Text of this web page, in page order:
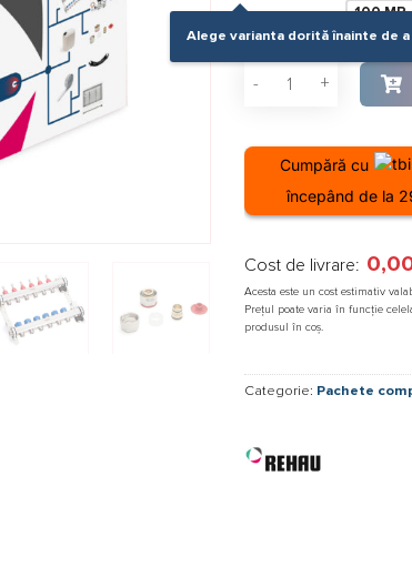
100 MP
Alege varianta dorită înainte de a
Cantitate Încălzire in
Cumpără cu
începând de la
Cost de livrare:
Acesta este un cost estimativ
Prețul poate varia în funcție
produsul în coș.
Categorie: Pachete